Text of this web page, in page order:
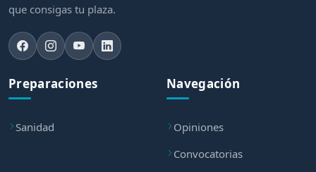
que consigas tu plaza.
Preparaciones
Sanidad
Navegación
Opiniones
Convocatorias